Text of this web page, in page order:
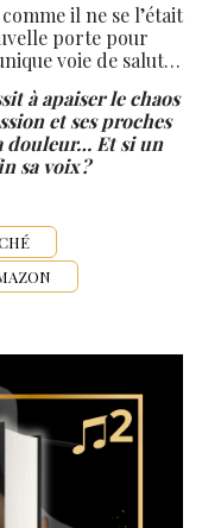
il ne se l’était
porte pour
voie de salut…
à apaiser le chaos
et ses proches
douleur… Et si un
sa voix ?